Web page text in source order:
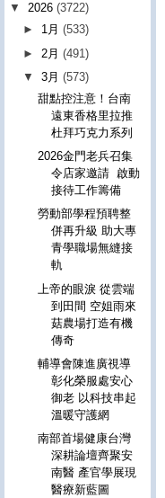
▼ 2026 (3722)
► 1月(533)
► 2月(491)
▼3月(573)
甜點控注意！台南
遠東香格里拉推
杜拜巧克力系列
2026金門老兵召集
令店家邀請 啟動
接待工作籌備
勞動部學程預聘整
併再升級 助大專
青學職場無縫接
軌
上帝的眼淚 從雲端
到田間 空姐雨來
菇農場打造有機
傳奇
輔導會陳進廣視導
彰化榮服處安心
御老 以科技串起
溫暖守護網
南部首場健康台灣
深耕論壇齊聚安
南醫 產官學展現
醫療新藍圖